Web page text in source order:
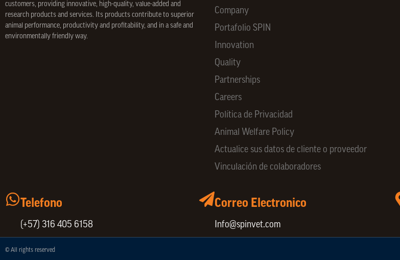
customers, providing innovative, high-quality, value-added and
research products and services. Its products contribute to superior
animal performance, productivity and profitability, and in a safe and
environmentally friendly way.
Company
Portafolio SPIN
Innovation
Quality
Partnerships
Careers
Política de Privacidad
Animal Welfare Policy
Actualice sus datos de cliente o proveedor
Vinculación de colaboradores
Telefono
(+57) 316 405 6158
Correo Electronico
Info@spinvet.com
© All rights reserved